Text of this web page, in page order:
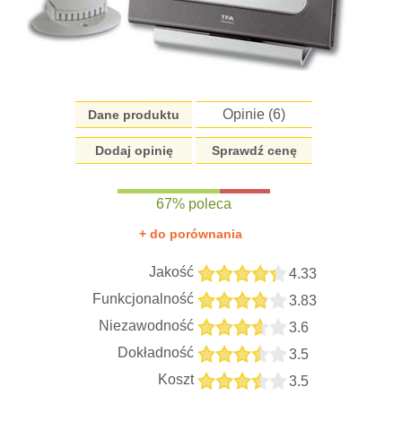
Dane produktu Opinie (6)
Dodaj opinię Sprawdź cenę
67% poleca
+ do porównania
Jakość
4.33
Funkcjonalność
3.83
Niezawodność
3.6
Dokładność
3.5
Koszt
3.5